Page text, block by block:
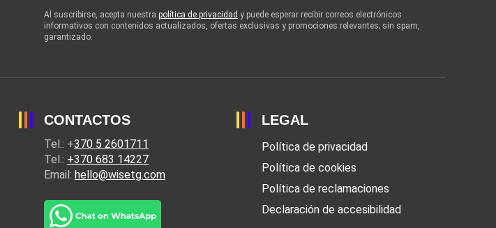
Al suscribirse, acepta nuestra política de privacidad y puede esperar recibir correos electrónicos
informativos con contenidos actualizados, ofertas exclusivas y promociones relevantes; sin spam,
garantizado.
CONTACTOS
Tel.: +370 5 2601711
Tel.: +370 683 14227
Email: hello@wisetg.com
LEGAL
Política de privacidad
Política de cookies
Política de reclamaciones
Declaración de accesibilidad